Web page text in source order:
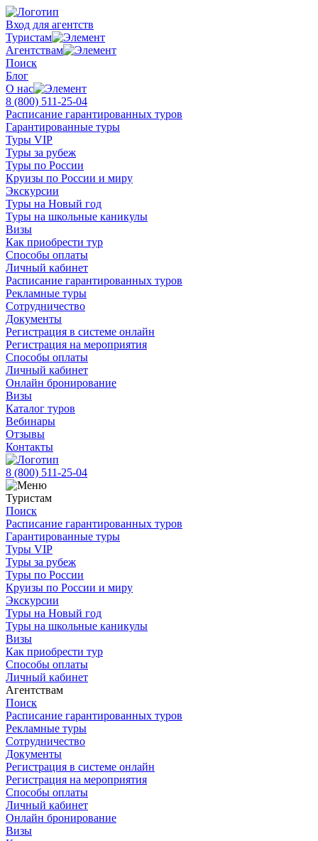
Вход для агентств
Туристам
Агентствам
Поиск
Блог
О нас
8 (800) 511-25-04
Расписание гарантированных туров
Гарантированные туры
Туры VIP
Туры за рубеж
Туры по России
Круизы по России и миру
Экскурсии
Туры на Новый год
Туры на школьные каникулы
Визы
Как приобрести тур
Способы оплаты
Личный кабинет
Расписание гарантированных туров
Рекламные туры
Сотрудничество
Документы
Регистрация в системе онлайн
Регистрация на мероприятия
Способы оплаты
Личный кабинет
Онлайн бронирование
Визы
Каталог туров
Вебинары
Отзывы
Контакты
8 (800) 511-25-04
Туристам
Поиск
Расписание гарантированных туров
Гарантированные туры
Туры VIP
Туры за рубеж
Туры по России
Круизы по России и миру
Экскурсии
Туры на Новый год
Туры на школьные каникулы
Визы
Как приобрести тур
Способы оплаты
Личный кабинет
Агентствам
Поиск
Расписание гарантированных туров
Рекламные туры
Сотрудничество
Документы
Регистрация в системе онлайн
Регистрация на мероприятия
Способы оплаты
Личный кабинет
Онлайн бронирование
Визы